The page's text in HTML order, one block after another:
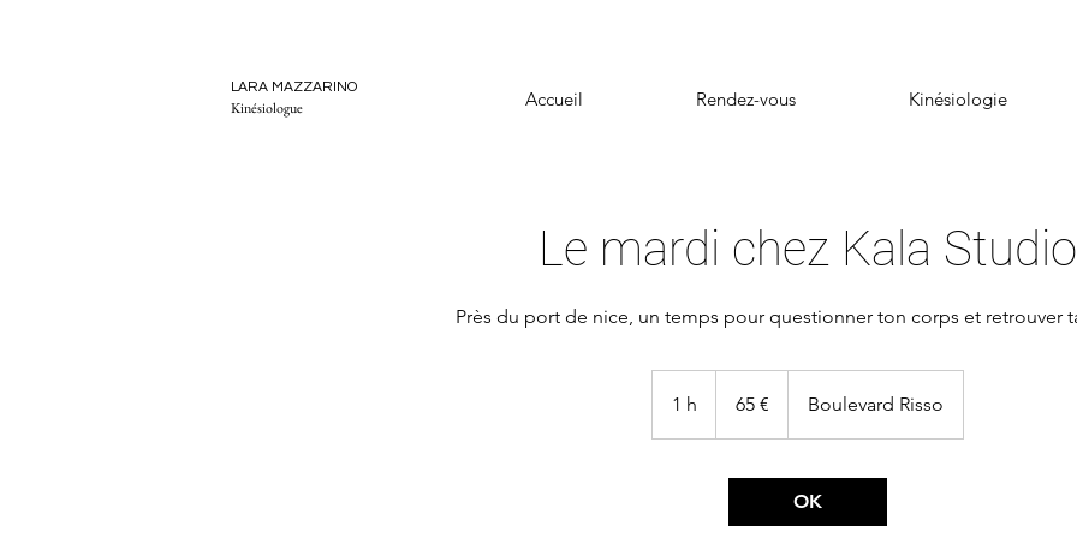
LARA MAZZARINO
Kinésiologue Accueil Rendez-vous Kinésiologie
Le mardi chez Kala Studio
1 h 65 € Boulevard Risso
OK